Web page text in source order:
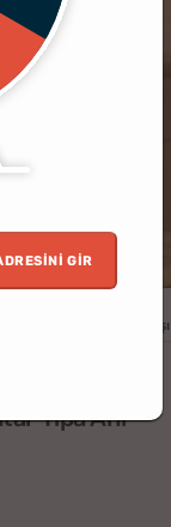
GIR
Yılbaşı
Tıpa Anı